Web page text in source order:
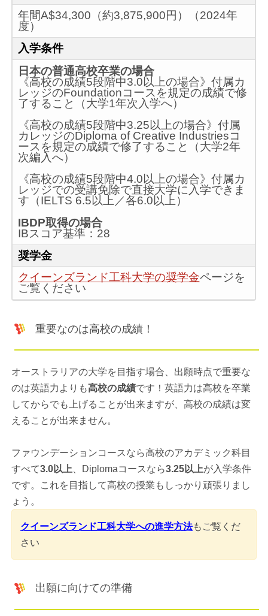
年間A$34,300（約3,875,900円）（2024年
度）
入学条件
日本の普通高校卒業の場合
《高校の成績5段階中3.0以上の場合》付属カ
レッジのFoundationコースを規定の成績で修
了すること（大学1年次入学へ）
《高校の成績5段階中3.25以上の場合》付属
カレッジのDiploma of Creative Industriesコ
ースを規定の成績で修了すること（大学2年
次編入へ）
《高校の成績5段階中4.0以上の場合》付属カ
レッジでの受講免除で直接大学に入学できま
す（IELTS 6.5以上／各6.0以上）
IBDP取得の場合
IBスコア基準：28
奨学金
クイーンズランド工科大学の奨学金ページを
ご覧ください
重要なのは高校の成績！
オーストラリアの大学を目指す場合、出願時点で重要な
のは英語力よりも高校の成績です！英語力は高校を卒業
してからでも上げることが出来ますが、高校の成績は変
えることが出来ません。
ファウンデーションコースなら高校のアカデミック科目
すべて3.0以上 、Diplomaコースなら3.25以上が入学条件
です。これを目指して高校の授業もしっかり頑張りまし
ょう。
クイーンズランド工科大学への進学方法もご覧くだ
さい
出願に向けての準備